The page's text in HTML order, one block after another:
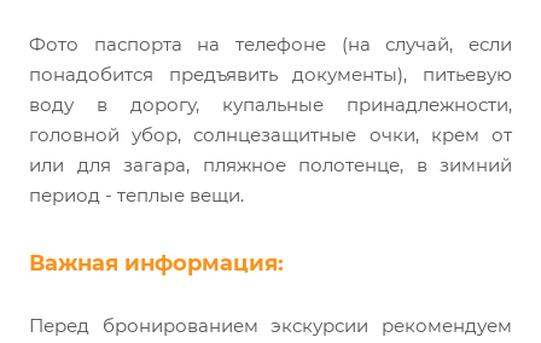
Фото паспорта на телефоне (на случай, если
понадобится предъявить документы), питьевую
воду в дорогу, купальные принадлежности,
головной убор, солнцезащитные очки, крем от
или для загара, пляжное полотенце, в зимний
период - теплые вещи.
Важная информация:
Перед бронированием экскурсии рекомендуем